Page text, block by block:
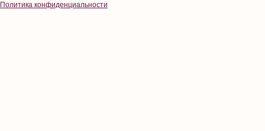
Политика конфиденциальности